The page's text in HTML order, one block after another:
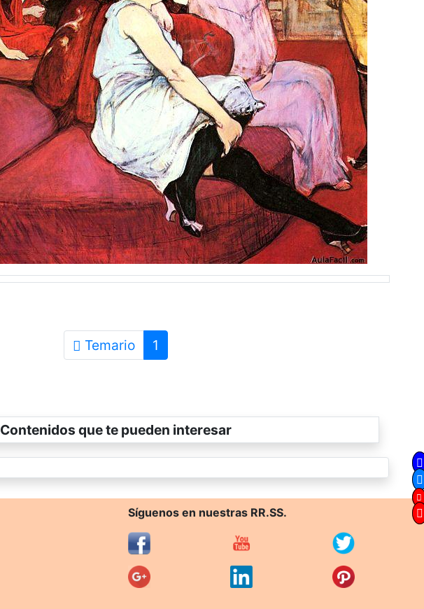
Temario 1
Contenidos que te pueden interesar
Síguenos en nuestras RR.SS.